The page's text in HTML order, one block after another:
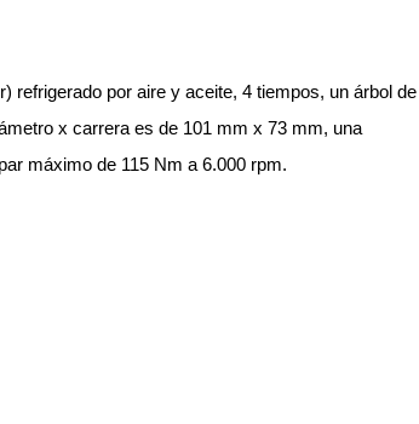
refrigerado por aire y aceite, 4 tiempos, un árbol de
x carrera es de 101 mm x 73 mm, una
máximo de 115 Nm a 6.000 rpm.